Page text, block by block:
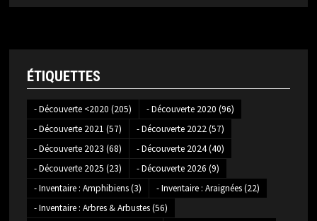
ÉTIQUETTES
- Découverte <2020 (205) - Découverte 2020 (96)
- Découverte 2021 (57) - Découverte 2022(57)
- Découverte 2023 (68) - Découverte 2024(40)
- Découverte 2025 (23) - Découverte 2026 (9)
- Inventaire : Amphibiens(3) - Inventaire : Araignées(22)
- Inventaire : Arbres & Arbustes(56)